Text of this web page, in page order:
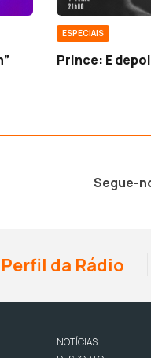
ESPECIAIS
Prince: E
Segue-
Perfil da Rádio
NOTÍCIAS